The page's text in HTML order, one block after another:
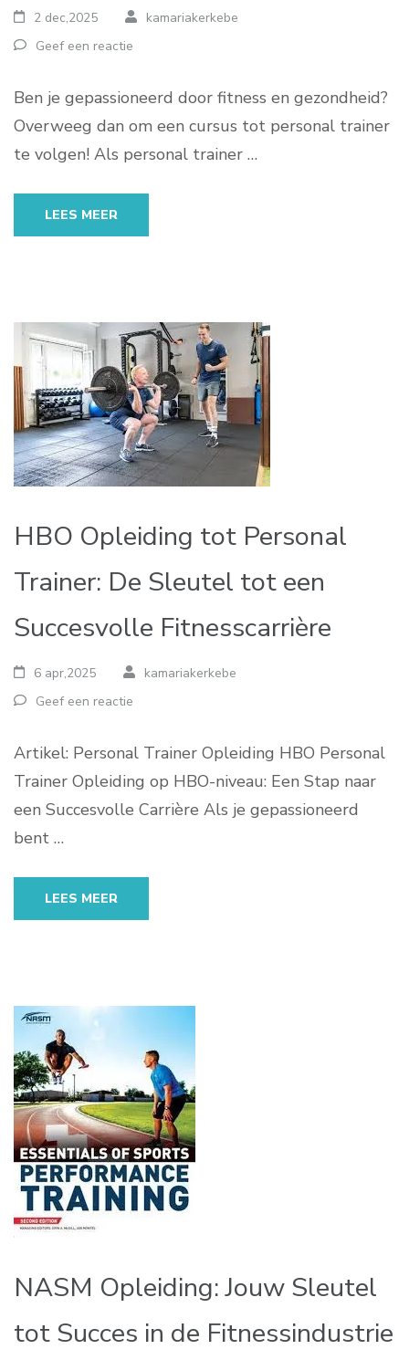
2 dec,2025
kamariakerkebe
Geef een reactie
Ben je gepassioneerd door fitness en gezondheid?
Overweeg dan om een cursus tot personal trainer
te volgen! Als personal trainer …
LEES MEER
HBO Opleiding tot Personal
Trainer: De Sleutel tot een
Succesvolle Fitnesscarrière
6 apr,2025
kamariakerkebe
Geef een reactie
Artikel: Personal Trainer Opleiding HBO Personal
Trainer Opleiding op HBO-niveau: Een Stap naar
een Succesvolle Carrière Als je gepassioneerd
bent …
LEES MEER
NASM Opleiding: Jouw Sleutel
tot Succes in de Fitnessindustrie